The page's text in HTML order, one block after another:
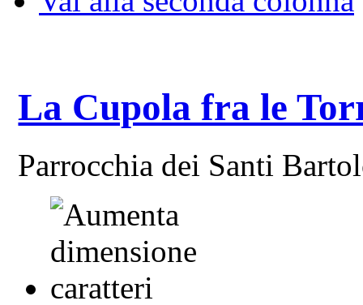
La Cupola fra le
Parrocchia dei Santi